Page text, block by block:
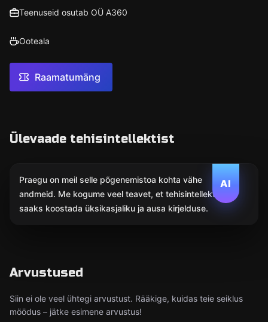
Teenuseid osutab OÜ A360
Ooteala
Raamatumäng
Ülevaade tehisintellektist
AI
Praegu on meil selle põgenemistoa kohta vähe
andmeid. Me kogume veel teavet, et tehisintellekt
saaks koostada üksikasjaliku ja ausa kirjelduse.
Arvustused
Siin ei ole veel ühtegi arvustust. Rääkige, kuidas teie seiklus
möödus – jätke esimene arvustus!